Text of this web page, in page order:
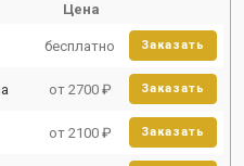
Цена
бесплатно Заказать
от 2700 ₽ Заказать
от 2100 ₽ Заказать